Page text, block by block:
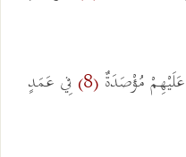
عَلَيْهِمْ مُؤْصَدَةٌ(8)
فِي عَمَدٍ